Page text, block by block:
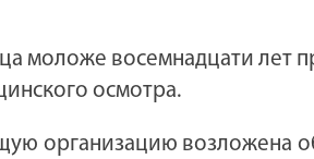
моложе восемнадцати лет
осмотра.
организацию возложена